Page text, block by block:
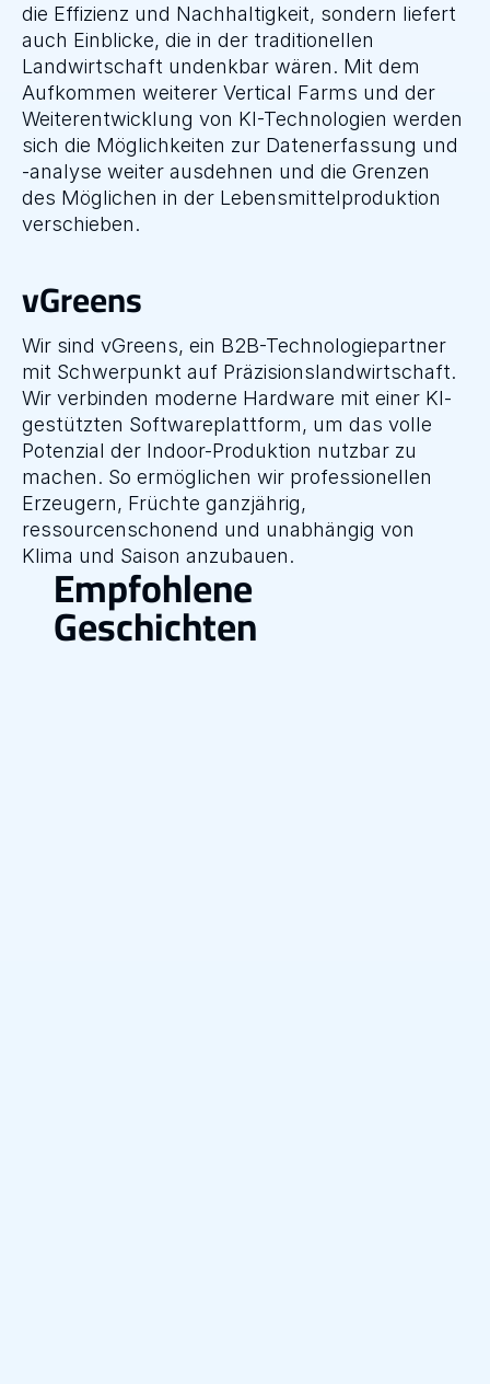
die Effizienz und Nachhaltigkeit, sondern liefert
auch Einblicke, die in der traditionellen
Landwirtschaft undenkbar wären. Mit dem
Aufkommen weiterer Vertical Farms und der
Weiterentwicklung von KI-Technologien werden
sich die Möglichkeiten zur Datenerfassung und
-analyse weiter ausdehnen und die Grenzen
des Möglichen in der Lebensmittelproduktion
verschieben.
vGreens
Wir sind vGreens, ein B2B-Technologiepartner
mit Schwerpunkt auf Präzisionslandwirtschaft.
Wir verbinden moderne Hardware mit einer KI-
gestützten Softwareplattform, um das volle
Potenzial der Indoor-Produktion nutzbar zu
machen. So ermöglichen wir professionellen
Erzeugern, Früchte ganzjährig,
ressourcenschonend und unabhängig von
Klima und Saison anzubauen.
Empfohlene
Geschichten